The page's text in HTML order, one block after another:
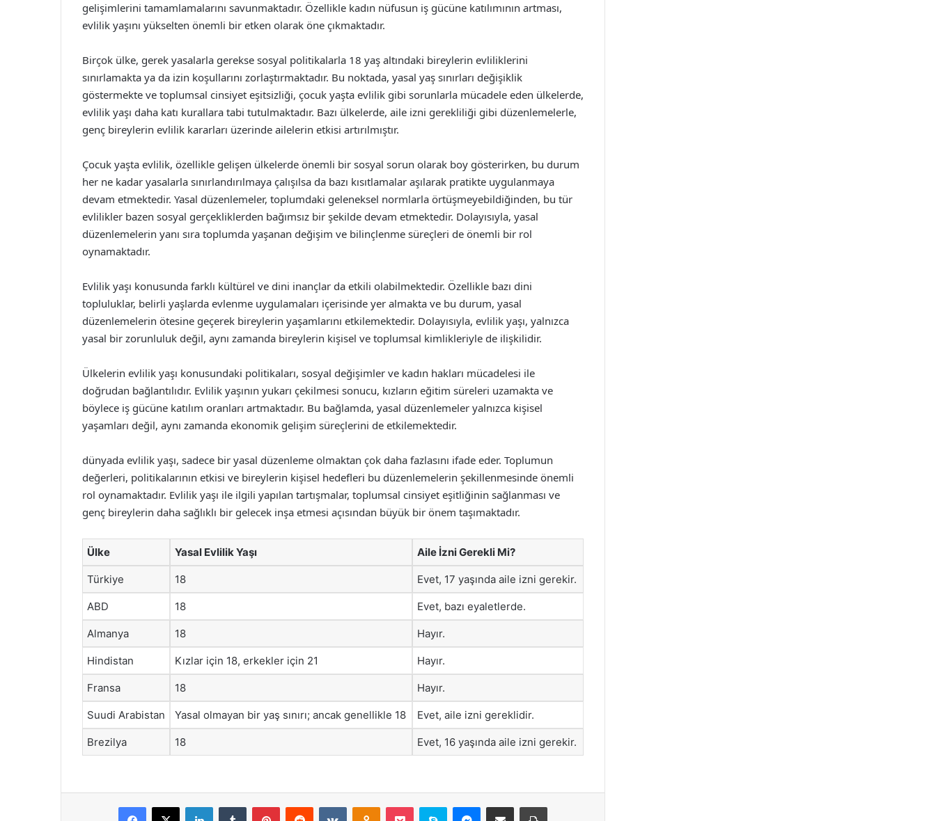
gelişimlerini tamamlamalarını savunmaktadır. Özellikle kadın nüfusun iş gücüne katılımının artması,
evlilik yaşını yükselten önemli bir etken olarak öne çıkmaktadır.
Birçok ülke, gerek yasalarla gerekse sosyal politikalarla 18 yaş altındaki bireylerin evliliklerini
sınırlamakta ya da izin koşullarını zorlaştırmaktadır. Bu noktada, yasal yaş sınırları değişiklik
göstermekte ve toplumsal cinsiyet eşitsizliği, çocuk yaşta evlilik gibi sorunlarla mücadele eden ülkelerde,
evlilik yaşı daha katı kurallara tabi tutulmaktadır. Bazı ülkelerde, aile izni gerekliliği gibi düzenlemelerle,
genç bireylerin evlilik kararları üzerinde ailelerin etkisi artırılmıştır.
Çocuk yaşta evlilik, özellikle gelişen ülkelerde önemli bir sosyal sorun olarak boy gösterirken, bu durum
her ne kadar yasalarla sınırlandırılmaya çalışılsa da bazı kısıtlamalar aşılarak pratikte uygulanmaya
devam etmektedir. Yasal düzenlemeler, toplumdaki geleneksel normlarla örtüşmeyebildiğinden, bu tür
evlilikler bazen sosyal gerçekliklerden bağımsız bir şekilde devam etmektedir. Dolayısıyla, yasal
düzenlemelerin yanı sıra toplumda yaşanan değişim ve bilinçlenme süreçleri de önemli bir rol
oynamaktadır.
Evlilik yaşı konusunda farklı kültürel ve dini inançlar da etkili olabilmektedir. Özellikle bazı dini
topluluklar, belirli yaşlarda evlenme uygulamaları içerisinde yer almakta ve bu durum, yasal
düzenlemelerin ötesine geçerek bireylerin yaşamlarını etkilemektedir. Dolayısıyla, evlilik yaşı, yalnızca
yasal bir zorunluluk değil, aynı zamanda bireylerin kişisel ve toplumsal kimlikleriyle de ilişkilidir.
Ülkelerin evlilik yaşı konusundaki politikaları, sosyal değişimler ve kadın hakları mücadelesi ile
doğrudan bağlantılıdır. Evlilik yaşının yukarı çekilmesi sonucu, kızların eğitim süreleri uzamakta ve
böylece iş gücüne katılım oranları artmaktadır. Bu bağlamda, yasal düzenlemeler yalnızca kişisel
yaşamları değil, aynı zamanda ekonomik gelişim süreçlerini de etkilemektedir.
dünyada evlilik yaşı, sadece bir yasal düzenleme olmaktan çok daha fazlasını ifade eder. Toplumun
değerleri, politikalarının etkisi ve bireylerin kişisel hedefleri bu düzenlemelerin şekillenmesinde önemli
rol oynamaktadır. Evlilik yaşı ile ilgili yapılan tartışmalar, toplumsal cinsiyet eşitliğinin sağlanması ve
genç bireylerin daha sağlıklı bir gelecek inşa etmesi açısından büyük bir önem taşımaktadır.
Ülke Yasal Evlilik Yaşı Aile İzni Gerekli Mi?
Türkiye 18 Evet, 17 yaşında aile izni gerekir.
ABD 18 Evet, bazı eyaletlerde.
Almanya 18 Hayır.
Hindistan Kızlar için 18, erkekler için 21 Hayır.
Fransa 18 Hayır.
Suudi Arabistan Yasal olmayan bir yaş sınırı; ancak genellikle 18 Evet, aile izni gereklidir.
Brezilya 18 Evet, 16 yaşında aile izni gerekir.
Facebook
X LinkedInTumblr PinterestReddit VKontakteOdnoklassniki
Pocket Skype Messenger
E-Posta ile paylaş Yazdır